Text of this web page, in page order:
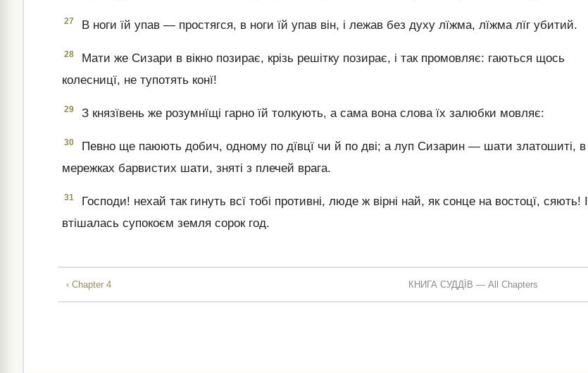
27 В ноги їй упав — простягся, в ноги їй упав він, і лежав без духу лїжма, лїжма лїг убитий.
28
Мати же Сизари в вікно позирає, крізь решітку позирає, і так промовляє: гаються щось
колесницї, не тупотять конї!
29 З князївень же розумнїщі гарно їй толкують, а сама вона слова їх залюбки мовляє:
30
Певно ще паюють добич, одному по дївцї чи й по дві; а луп Сизарин — шати златошиті, в
мережках барвистих шати, зняті з плечей врага.
31
Господи! нехай так гинуть всї тобі противні, люде ж вірні най, як сонце на востоцї, сяють! І
втішалась супокоєм земля сорок год.
‹ Chapter 4 КНИГА СУДДЇВ — All Chapters